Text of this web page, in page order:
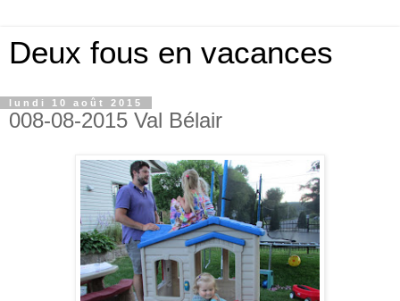
Deux fous en vacances
lundi 10 août 2015
008-08-2015 Val Bélair